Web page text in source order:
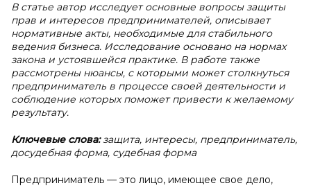
В статье автор исследует основные вопросы защиты
прав и интересов предпринимателей, описывает
нормативные акты, необходимые для стабильного
ведения бизнеса. Исследование основано на нормах
закона и устоявшейся практике. В работе также
рассмотрены нюансы, с которыми может столкнуться
предприниматель в процессе своей деятельности и
соблюдение которых поможет привести к желаемому
результату.
Ключевые слова:защита, интересы, предприниматель,
досудебная форма, судебная форма
Предприниматель — это лицо, имеющее свое дело,